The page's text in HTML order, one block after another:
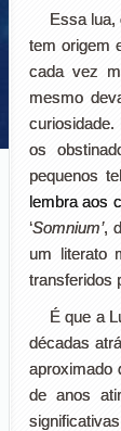
Essa
tem origem
cada vez
mesmo
os
pequenos
lembra aos
‘Somnium’,
um literato
transferidos
É que a
décadas
aproximado
de anos